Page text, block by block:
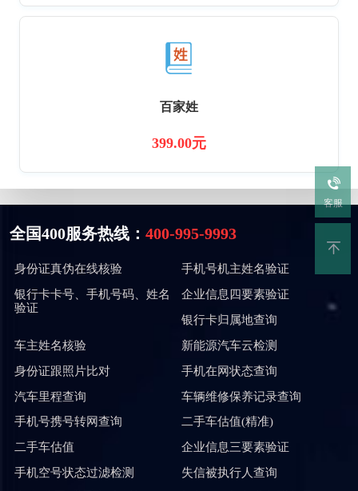
百家姓
399.00元
全国400服务热线： 400-995-9993
身份证真伪在线核验
手机号机主姓名验证
银行卡卡号、手机号码、姓名
验证
企业信息四要素验证
银行卡归属地查询
车主姓名核验
新能源汽车云检测
身份证跟照片比对
手机在网状态查询
汽车里程查询
车辆维修保养记录查询
手机号携号转网查询
二手车估值(精准)
二手车估值
企业信息三要素验证
手机空号状态过滤检测
失信被执行人查询
客服